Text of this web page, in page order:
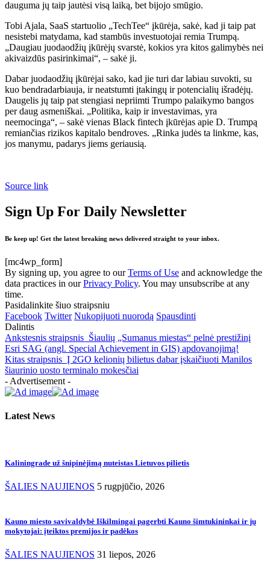
dauguma jų taip jautėsi visą laiką, bet bijojo smūgio.
Tobi Ajala, SaaS startuolio „TechTee“ įkūrėja, sakė, kad ji taip pat
nesistebi matydama, kad stambūs investuotojai remia Trumpą.
„Daugiau juodaodžių įkūrėjų svarstė, kokios yra kitos galimybės nei
akivaizdūs pasirinkimai“, – sakė ji.
Dabar juodaodžių įkūrėjai sako, kad jie turi dar labiau suvokti, su
kuo bendradarbiauja, ir neatstumti įtakingų ir potencialių išradėjų.
Daugelis jų taip pat stengiasi nepriimti Trumpo palaikymo bangos
per daug asmeniškai. „Politika, kaip ir investavimas, yra
neemocinga“, – sakė vienas Black fintech įkūrėjas apie D. Trumpą
remiančias rizikos kapitalo bendroves. „Rinka judės ta linkme, kas,
jos manymu, padarys jiems geriausią.
Source link
Sign Up For Daily Newsletter
Be keep up! Get the latest breaking news delivered straight to your inbox.
[mc4wp_form]
By signing up, you agree to ourTerms of Use and acknowledge the
data practices in ourPrivacy Policy. You may unsubscribe at any
time.
Pasidalinkite šiuo straipsniu
Facebook Twitter Nukopijuoti nuorodą Spausdinti
Dalintis
Ankstesnis straipsnis Šiaulių „Sumanus miestas“ pelnė prestižinį
Esri SAG (angl. Special Achievement in GIS) apdovanojimą!
Kitas straipsnis Į 2GO kelionių bilietus dabar įskaičiuoti Manilos
šiaurinio uosto terminalo mokesčiai
- Advertisement -
Latest News
Kaliningrade už šnipinėjimą nuteistas Lietuvos pilietis
ŠALIES NAUJIENOS 5 rugpjūčio, 2026
Kauno miesto savivaldybė Iškilmingai pagerbti Kauno šimtukininkai ir jų
mokytojai: įteiktos premijos ir padėkos
ŠALIES NAUJIENOS 31 liepos, 2026